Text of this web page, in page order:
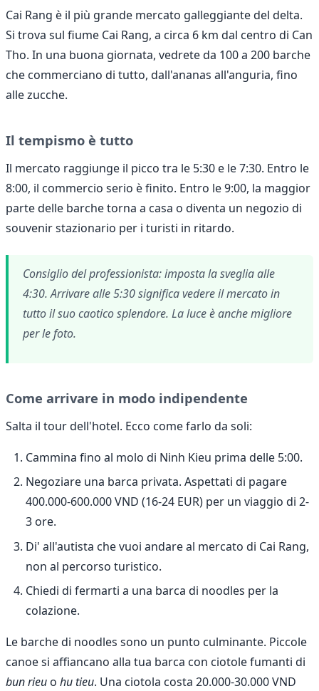
Cai Rang è il più grande mercato galleggiante del delta.
Si trova sul fiume Cai Rang, a circa 6 km dal centro di Can
Tho. In una buona giornata, vedrete da 100 a 200 barche
che commerciano di tutto, dall'ananas all'anguria, fino
alle zucche.
Il tempismo è tutto
Il mercato raggiunge il picco tra le 5:30 e le 7:30. Entro le
8:00, il commercio serio è finito. Entro le 9:00, la maggior
parte delle barche torna a casa o diventa un negozio di
souvenir stazionario per i turisti in ritardo.
Consiglio del professionista: imposta la sveglia alle
4:30. Arrivare alle 5:30 significa vedere il mercato in
tutto il suo caotico splendore. La luce è anche migliore
per le foto.
Come arrivare in modo indipendente
Salta il tour dell'hotel. Ecco come farlo da soli:
Cammina fino al molo di Ninh Kieu prima delle 5:00.
Negoziare una barca privata. Aspettati di pagare
400.000-600.000 VND (16-24 EUR) per un viaggio di 2-
3 ore.
Di' all'autista che vuoi andare al mercato di Cai Rang,
non al percorso turistico.
Chiedi di fermarti a una barca di noodles per la
colazione.
Le barche di noodles sono un punto culminante. Piccole
canoe si affiancano alla tua barca con ciotole fumanti di
bun rieu o hu tieu. Una ciotola costa 20.000-30.000 VND